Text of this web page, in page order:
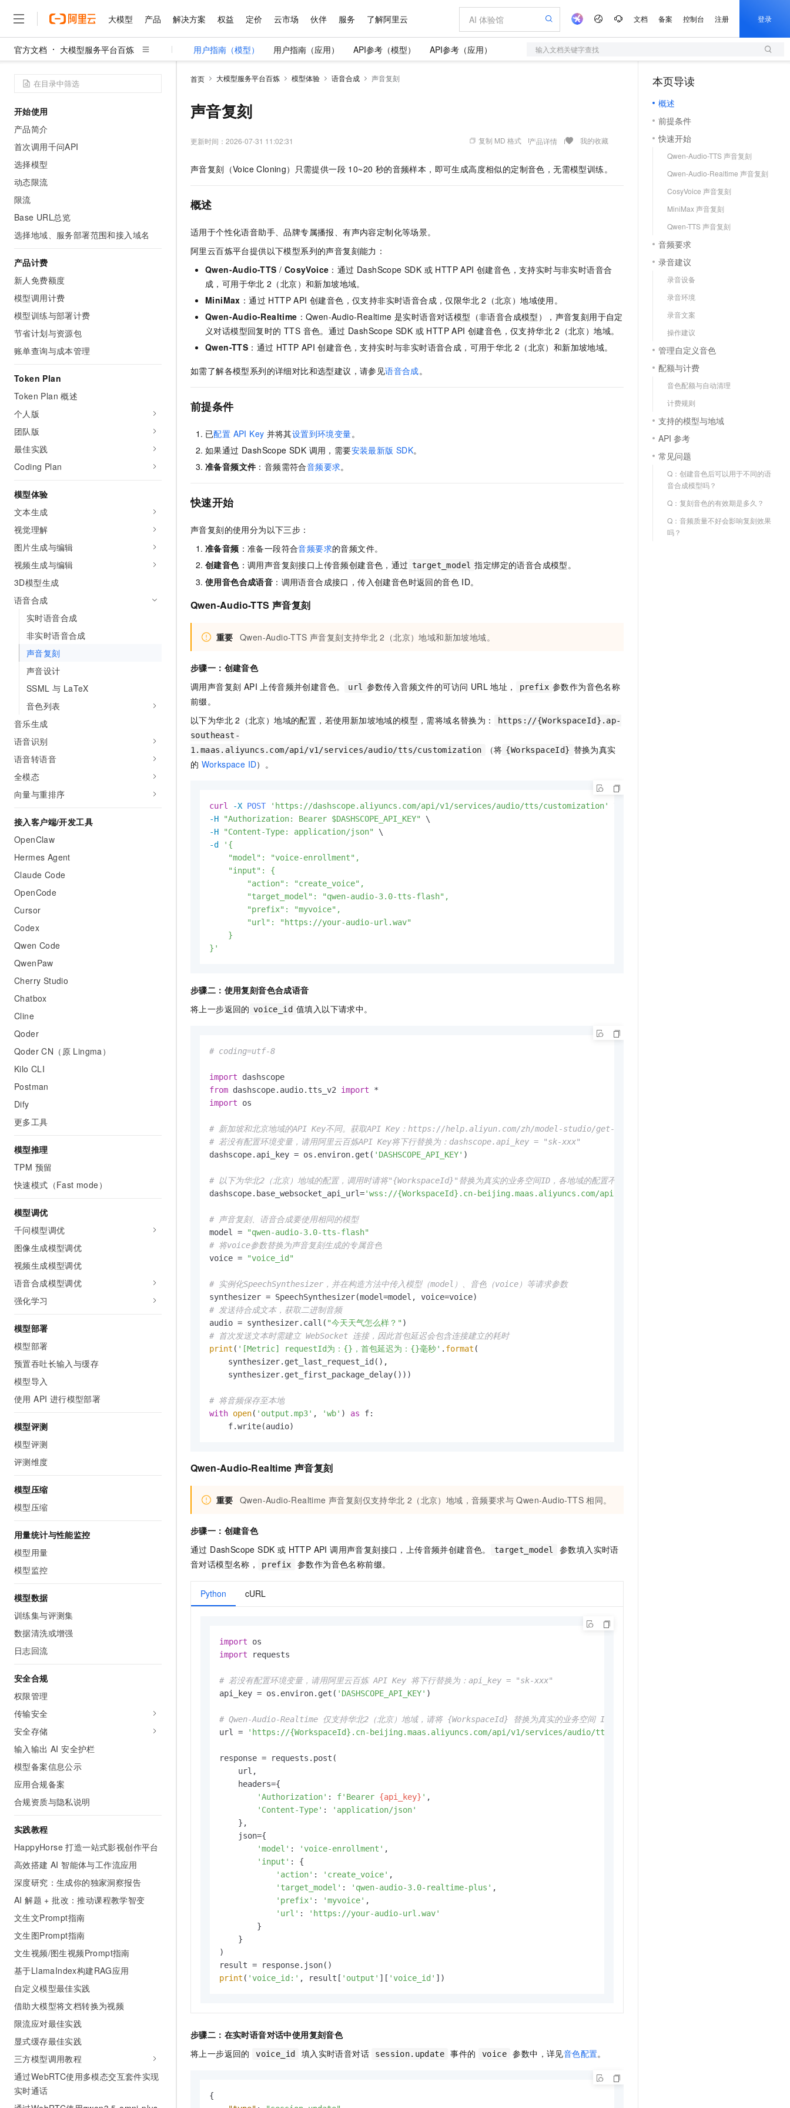
大模型 产品 解决方案 权益 定价 云市场 伙伴 服务 了解阿里云 文档 备案 控制台 注册 登录
官方文档 大模型服务平台百炼 用户指南（模型） 用户指南（应用） API参考（模型） API参考（应用） 输入文档关键字查找
开始使用
产品简介
首次调用千问API
选择模型
动态限流
限流
Base URL总览
选择地域、服务部署范围和接入域名
产品计费
新人免费额度
模型调用计费
模型训练与部署计费
节省计划与资源包
账单查询与成本管理
Token Plan
Token Plan 概述
个人版
团队版
最佳实践
Coding Plan
模型体验
文本生成
视觉理解
图片生成与编辑
视频生成与编辑
3D模型生成
语音合成
实时语音合成
非实时语音合成
声音复刻
声音设计
SSML 与 LaTeX
音色列表
音乐生成
语音识别
语音转语音
全模态
向量与重排序
接入客户端/开发工具
OpenClaw
Hermes Agent
Claude Code
OpenCode
Cursor
Codex
Qwen Code
QwenPaw
Cherry Studio
Chatbox
Cline
Qoder
Qoder CN（原 Lingma）
Kilo CLI
Postman
Dify
更多工具
模型推理
TPM 预留
快速模式（Fast mode）
模型调优
千问模型调优
图像生成模型调优
视频生成模型调优
语音合成模型调优
强化学习
模型部署
模型部署
预置吞吐长输入与缓存
模型导入
使用 API 进行模型部署
模型评测
模型评测
评测维度
模型压缩
模型压缩
用量统计与性能监控
模型用量
模型监控
模型数据
训练集与评测集
数据清洗或增强
日志回流
安全合规
权限管理
传输安全
安全存储
输⼊输出 AI 安全护栏
模型备案信息公示
应用合规备案
合规资质与隐私说明
实践教程
HappyHorse 打造一站式影视创作平台
高效搭建 AI 智能体与工作流应用
深度研究：生成你的独家洞察报告
AI 解题 + 批改：推动课程教学智变
文生文Prompt指南
文生图Prompt指南
文生视频/图生视频Prompt指南
基于LlamaIndex构建RAG应用
自定义模型最佳实践
借助大模型将文档转换为视频
限流应对最佳实践
显式缓存最佳实践
三方模型调用教程
通过WebRTC使用多模态交互套件实现
实时通话
首页 大模型服务平台百炼 模型体验 语音合成 声音复刻
声音复刻
更新时间： 2026-07-31 11:02:31 复制 MD 格式 产品详情 我的收藏
声音复刻（Voice Cloning）只需提供一段 10~20 秒的音频样本，即可生成高度相似的定制音色，无需模型训练。
概述
适用于个性化语音助手、品牌专属播报、有声内容定制化等场景。
阿里云百炼平台提供以下模型系列的声音复刻能力：
Qwen-Audio-TTS / CosyVoice ：通过 DashScope SDK 或 HTTP API 创建音色，支持实时与非实时语音合
成，可用于华北 2（北京）和新加坡地域。
MiniMax ：通过 HTTP API 创建音色，仅支持非实时语音合成，仅限华北 2（北京）地域使用。
Qwen-Audio-Realtime ：Qwen-Audio-Realtime 是实时语音对话模型（非语音合成模型），声音复刻用于自定
义对话模型回复时的 TTS 音色。通过 DashScope SDK 或 HTTP API 创建音色，仅支持华北 2（北京）地域。
Qwen-TTS ：通过 HTTP API 创建音色，支持实时与非实时语音合成，可用于华北 2（北京）和新加坡地域。
如需了解各模型系列的详细对比和选型建议，请参见语音合成。
前提条件
已配置 API Key 并将其设置到环境变量。
如果通过 DashScope SDK 调用，需要安装最新版 SDK。
准备音频文件 ：音频需符合音频要求。
快速开始
声音复刻的使用分为以下三步：
准备音频 ：准备一段符合音频要求的音频文件。
创建音色：调用声音复刻接口上传音频创建音色，通过 target_model 指定绑定的语音合成模型。
使用音色合成语音 ：调用语音合成接口，传入创建音色时返回的音色 ID。
Qwen-Audio-TTS 声音复刻
重要 Qwen-Audio-TTS 声音复刻支持华北 2（北京）地域和新加坡地域。
步骤一：创建音色
调用声音复刻 API 上传音频并创建音色。
url 参数传入音频文件的可访问 URL 地址， prefix 参数作为音色名称
前缀。
以下为华北 2（北京）地域的配置，若使用新加坡地域的模型，需将域名替换为：
https://{WorkspaceId}.ap-
southeast-
1.maas.aliyuncs.com/api/v1/services/audio/tts/customization
（将 {WorkspaceId} 替换为真实
的 Workspace ID）。
curl -X POST 'https://dashscope.aliyuncs.com/api/v1/services/audio/tts/customization'
-H
"Authorization: Bearer $DASHSCOPE_API_KEY"
-H
"Content-Type: application/json"
-d
'{
    "model": "voice-enrollment",
    "input": {
        "action": "create_voice",
        "target_model": "qwen-audio-3.0-tts-flash",
        "prefix": "myvoice",
        "url": "https://your-audio-url.wav"
    }
}'
步骤二：使用复刻音色合成语音
将上一步返回的 voice_id 值填入以下请求中。
# coding=utf-8
import
from dashscope.audio.tts_v2 import
import os
# 新加坡和北京地域的API Key不同。获取API Key：https://help.aliyun.com/zh/model-studio/get-api-key
# 若没有配置环境变量，请用阿里云百炼API Key将下行替换为：dashscope.api_key = "sk-xxx"
dashscope.api_key = os.environ.get( 'DASHSCOPE_API_KEY' )
# 以下为华北2（北京）地域的配置，调用时请将"{WorkspaceId}"替换为真实的业务空间ID，各地域的配置不同。
dashscope.base_websocket_api_url='wss://{WorkspaceId}.cn-beijing.maas.aliyuncs.com/api-ws/v1/inference'
# 声音复刻、语音合成要使用相同的模型
model =
"qwen-audio-3.0-tts-flash"
# 将voice参数替换为声音复刻生成的专属音色
voice =
"voice_id"
# 实例化SpeechSynthesizer，并在构造方法中传入模型（model）、音色（voice）等请求参数
# 发送待合成文本，获取二进制音频
audio = synthesizer.call( "今天天气怎么样？"
# 首次发送文本时需建立 WebSocket 连接，因此首包延迟会包含连接建立的耗时
print ( '[Metric] requestId为：{}，首包延迟为：{}毫秒' . format (
    synthesizer.get_last_request_id(),
    synthesizer.get_first_package_delay()))
# 将音频保存至本地
with open( 'output.mp3' , 'wb' ) as f:
    f.write(audio)
Qwen-Audio-Realtime 声音复刻
重要 Qwen-Audio-Realtime 声音复刻仅支持华北 2（北京）地域，音频要求与 Qwen-Audio-TTS 相同。
步骤一：创建音色
通过 DashScope SDK 或 HTTP API 调用声音复刻接口，上传音频并创建音色。
target_model
参数填入实时语
音对话模型名称，
prefix 参数作为音色名称前缀。
Python cURL
import
import requests
# 若没有配置环境变量，请用阿里云百炼 API Key 将下行替换为：api_key = "sk-xxx"
api_key = os.environ.get( 'DASHSCOPE_API_KEY' )
# Qwen-Audio-Realtime 仅支持华北2（北京）地域，请将 {WorkspaceId} 替换为真实的业务空间 ID
url =
'https://{WorkspaceId}.cn-beijing.maas.aliyuncs.com/api/v1/services/audio/tts/customization'
response = requests.post(
    url,
    headers={
'Authorization' : f'Bearer {api_key} ' ,
'Content-Type' :
'application/json'
    },
    json={
'model' : 'voice-enrollment' ,
'input' : {
'action' : 'create_voice' ,
'target_model' : 'qwen-audio-3.0-realtime-plus' ,
'prefix' : 'myvoice' ,
'url' :
'https://your-audio-url.wav'
        }
    }
)
print ( 'voice_id:' , result[ 'output' ][ 'voice_id' ])
步骤二：在实时语音对话中使用复刻音色
将上一步返回的
voice_id 填入实时语音对话 session.update 事件的 voice 参数中，详见音色配置。
{
本页导读
概述
前提条件
快速开始
Qwen-Audio-TTS 声音复刻
Qwen-Audio-Realtime 声音复刻
CosyVoice 声音复刻
MiniMax 声音复刻
Qwen-TTS 声音复刻
音频要求
录音建议
录音设备
录音环境
录音文案
操作建议
管理自定义音色
配额与计费
音色配额与自动清理
计费规则
支持的模型与地域
API 参考
常见问题
Q：创建音色后可以用于不同的语
音合成模型吗？
Q：复刻音色的有效期是多久？
Q：音频质量不好会影响复刻效果
吗？
大模型
千问AI平台
能看、能想、能动手的多模态智能体模型
Qwen3-VL-Plus
视觉 Coding、空间感知、多模态思考等全面升级
GLM-5.2
1M上下文，专为长程任务能力而生 文戏情感细腻自然，动作戏激烈拳拳到肉，实现更强表演能力
语音识别与合成
大模型服务
个人版上线、团队版降价；千问3.8-Max首发发尝鲜
千问AI平台-模型体验
Happy 系列大模型
AI 应用构建
大模型服务平台百炼-应用模版
丰富多元化的应用模版和解决方案
大模型服务平台百炼-智能体
大模型原生应用
Qoder
面向真实软件的智能体编程平台
NEW
一站式AI生产力平台
多模态内容创作工具，已接入 DeepSeek
大模型解决方案
快速部署 Dify，高效搭建 AI 应用
10 分钟在聊天系统中增加一个 AI 助手
在企业官网、通讯软件中为客户提供 AI 客服
构建支持视频理解的 AI 音视频实时通话应用
构建大模型应用的安全防护体系
产品
精选产品
计算
容器
存储
安全
中间件
大数据计算
媒体服务
企业服务与云通信
域名与网站
终端用户计算
Serverless
开发工具
迁移与运维管理
精选产品
大模型服务与应用平台
多元化、高性能、安全可靠的大模型服务
无影云电脑
随时随地安全接入的云上超级电脑
云解析DNS
云原生大数据计算服务 MaxCompute
面向分析的企业级SaaS模式云数据仓库
人工智能平台 PAI 大模型
一站式AI开发、训练和推理服务
容器服务 Kubernetes 版 ACK
提供一站式管理容器应用的 K8s 服务
全托管，含MySQL、PostgreSQL、SQL Server、MariaDB多引擎
Qoder
面向真实软件的智能体编程平台
轻量应用服务器
数字证书管理服务（原SSL证书）
实现全站HTTPS，呈现可信的WEB访问
国内短信简单易用，安全可靠，秒级触达，全球覆盖200+国家和地区。
大数据开发治理平台 DataWorks
解决方案
精选解决方案
互联网应用开发
大数据
网络
可观测
上云与迁云
企业出海
精选解决方案
上传文档即自动完成翻译和格式还原
Hermes Agent，打造自进化智能体
自主进化，持久记忆，越用越聪明
快速拥有专属 OpenClaw
5 分钟轻松部署专属 QwenPaw
从聊天伙伴进化为能主动干活的本地数字员工
一键购买专属联机服务器，轻松开启游戏
高效搭建 AI 智能体与工作流应用
通过阿里云百炼高效搭建AI应用,助力高效开发
Agency Agents：拥有专属领域专家
HappyHorse 打造一站式影视创作平台
漫剧工坊：一站式动画创作平台
快速生产连贯的高质量长漫剧
10 分钟搭建微信、支付宝小程序
高效部署网站，快速应用到小程序
权益 普惠上云
云服务器38元/年起，超值低价云产品抢先购
推荐新用户得奖励，单订单最高返9万
云工开物
高校专属算力普惠，学生认证享300元代金券
免费试用
解决方案免费试用 新老同享
最高领取价值200元试用点，立即开启云上创新
AI 产品 免费试用
1亿+ 大模型 tokens 和 30+ 款产品免费体验
产品新客免费试用，最长12个月
大模型ACA认证体验
AI 特惠
Token Plan 模型订阅计划 NEW
Qwen3.8-Max 首发尝鲜，限时加量 10 倍，夜间低至2折
万小智 AI 建站低至 15元/月
送.CN域名，送备案服务码
Night Plan 支持 Qwen 3.8-Max NEW
夜间 5 折，Qwen/Meoo/TokenPlan 客户专享
AI 场景体验
从图文生成到视频创作，一键激活电商全链路生产力
AI 广告创作
图文、视频一站生成，高效打造优质广告素材
AI 办公
智能客服
自动承接线索、识别商机，让客服更高效、服务更出色。
AI 活动
AI 生产力先锋
先锋实践拓展 AI 生产力的边界
飞天发布时刻
所见，即是所愿
从基础到进阶，Agent 创客手把手教你
覆盖90%+业务场景，专享组合折扣价
精选AI产品，从模型到应用全链提效
AI 用量加速计划
新老同享，达量后返
定价 产品定价
了解云产品的定价详情
云上成本管理
管理和优化成本
价格计算器
自助选配和估算价格
配置报价器
阿里云 OPC 创新助力计划
Token 补贴，五大权
益加速 OPC 成功
云市场 精选商城
多端小程序
观测云
Tuya 物联网平台阿里云版
电子合同
Tableau 订阅
AI空中课堂在线直播课堂（旗舰版）
生态解决方案
AI 开发和 AI 应用解决方案
数据与 API
OCR 文字识别
快递物流查询
企业应用
ERP
CRM
基础软件
JAVA
SUSE
建站小程序
专业服务
AI 应用及服务市场
大模型
自然语言处理
数据标注
伙伴 成为销售伙伴
咨询伙伴
销售伙伴合作计划
无影生态合作计划
Consulting Partner 合作计划
成为产品伙伴 产品伙伴合作计划
云网络合作计划
服务生态伙伴
服务伙伴合作计划
Al MaaS 服务伙伴赋能合作
伙伴信用分合作计划
更多支持
合作伙伴培训与认证
查询合作伙伴
登录合作伙伴管理后台
服务 售前咨询
售后服务
自助服务
在线服务
短信专区
企业增值服务
企业成长
阿里云认证
信息公告
开发者社区
我要反馈
了解阿里云 为什么选择阿里云
技术领先
分析师报告
研究报告与白皮书
天池大赛
AI 算法大赛
云开发大赛
入门学习赛
最佳实践
看见新力量
市场活动
云工开物
加入我们
校园招聘